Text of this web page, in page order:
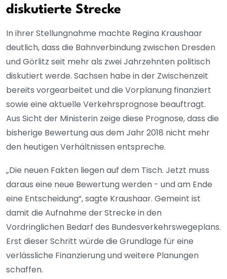
diskutierte Strecke
In ihrer Stellungnahme machte Regina Kraushaar
deutlich, dass die Bahnverbindung zwischen Dresden
und Görlitz seit mehr als zwei Jahrzehnten politisch
diskutiert werde. Sachsen habe in der Zwischenzeit
bereits vorgearbeitet und die Vorplanung finanziert
sowie eine aktuelle Verkehrsprognose beauftragt.
Aus Sicht der Ministerin zeige diese Prognose, dass die
bisherige Bewertung aus dem Jahr 2018 nicht mehr
den heutigen Verhältnissen entspreche.
„Die neuen Fakten liegen auf dem Tisch. Jetzt muss
daraus eine neue Bewertung werden - und am Ende
eine Entscheidung“, sagte Kraushaar. Gemeint ist
damit die Aufnahme der Strecke in den
Vordringlichen Bedarf des Bundesverkehrswegeplans.
Erst dieser Schritt würde die Grundlage für eine
verlässliche Finanzierung und weitere Planungen
schaffen.